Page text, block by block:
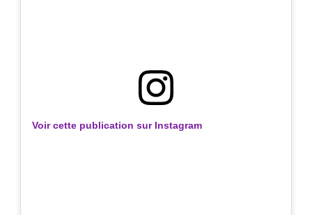
Voir cette publication sur Instagram